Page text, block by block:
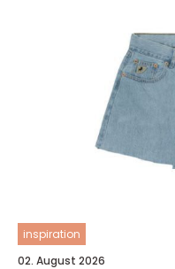
inspiration
02. August 2026